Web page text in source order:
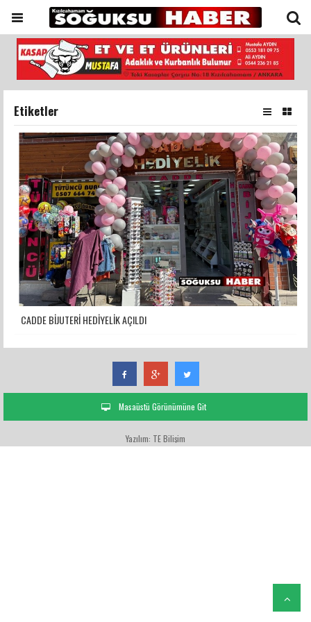
Etiketler
CADDE BİJUTERİ HEDİYELİK AÇILDI
Masaüstü Görünümüne Git
Yazılım: TE Bilişim